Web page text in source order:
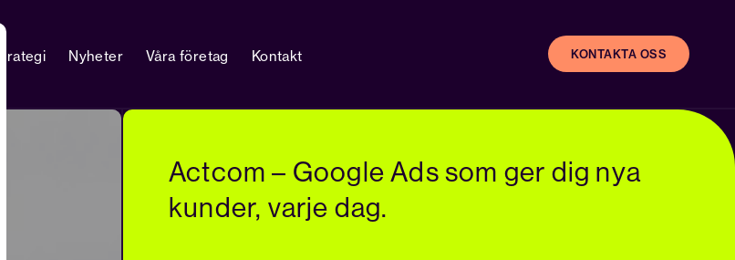
Strategi Nyheter Våra företag Kontakt KONTAKTA OSS
Actcom – Google Ads som ger dig nya
kunder, varje dag.